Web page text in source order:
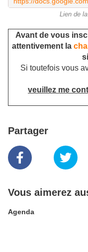
Lien de
Avant de vous
attentivement la
Si toutefois vous
veuillez me
Partager
Vous aimerez
Agenda